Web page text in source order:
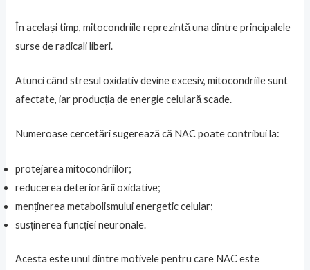
În același timp, mitocondriile reprezintă una dintre principalele
surse de radicali liberi.
Atunci când stresul oxidativ devine excesiv, mitocondriile sunt
afectate, iar producția de energie celulară scade.
Numeroase cercetări sugerează că NAC poate contribui la:
protejarea mitocondriilor;
reducerea deteriorării oxidative;
menținerea metabolismului energetic celular;
susținerea funcției neuronale.
Acesta este unul dintre motivele pentru care NAC este